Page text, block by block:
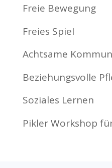
Freie Bewegung
Freies Spiel
Achtsame
Beziehungsvolle
Soziales Lernen
Pikler Workshop